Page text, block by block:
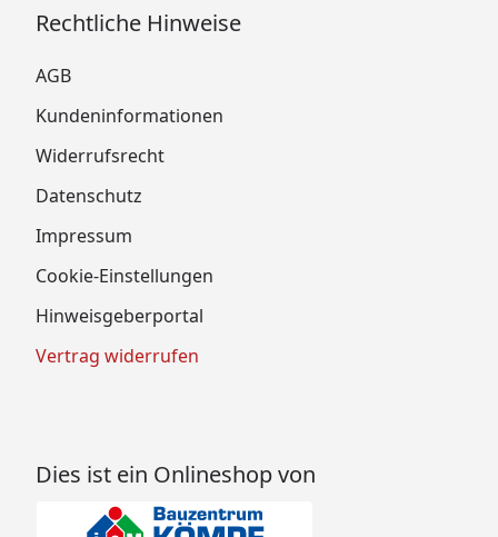
Rechtliche Hinweise
AGB
Kundeninformationen
Widerrufsrecht
Datenschutz
Impressum
Cookie-Einstellungen
Hinweisgeberportal
Vertrag widerrufen
Dies ist ein Onlineshop von